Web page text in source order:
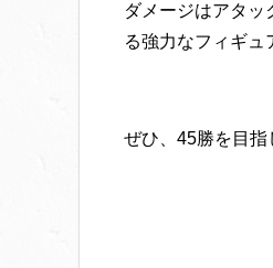
ダメージはアタッ
る強力なフィギュ
ぜひ、45勝を目指